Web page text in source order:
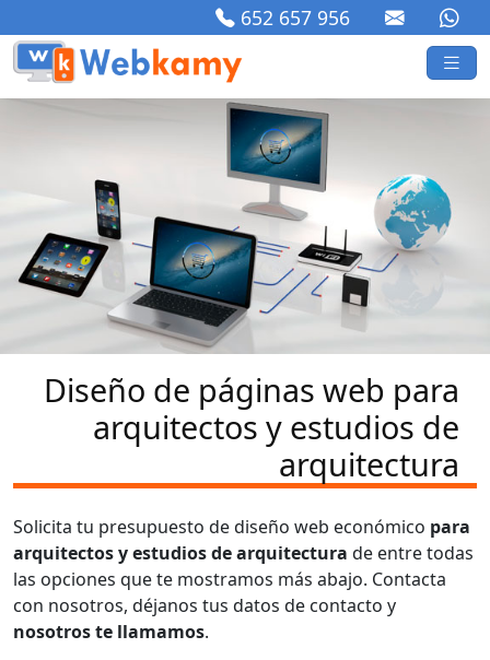
652 657 956
Diseño de páginas web para
arquitectos y estudios de
arquitectura
Solicita tu presupuesto de diseño web económico para
arquitectos y estudios de arquitectura de entre todas
las opciones que te mostramos más abajo. Contacta
con nosotros, déjanos tus datos de contacto y
nosotros te llamamos.